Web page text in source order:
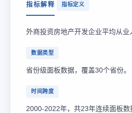
指标解释 指标定义
外商投资房地产开发企业平均从业
数据类型
省份级面板数据，覆盖30个省份。
时间跨度
2000-2022年，共23年连续面板数